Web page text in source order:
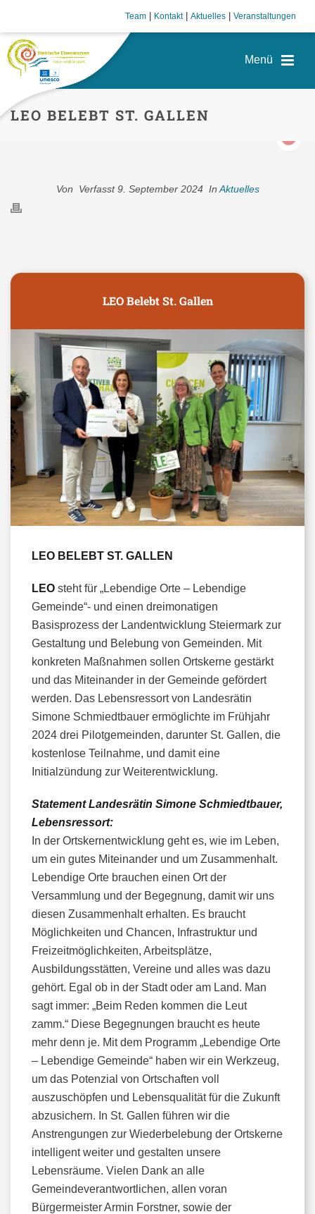
Team Kontakt| Aktuelles Veranstaltungen
LEO BELEBT ST. GALLEN
Von Verfasst9. September 2024 In Aktuelles
LEO Belebt St. Gallen
LEO BELEBT ST. GALLEN
LEO steht für „Lebendige Orte – Lebendige
Gemeinde“- und einen dreimonatigen
Basisprozess der Landentwicklung Steiermark zur
Gestaltung und Belebung von Gemeinden. Mit
konkreten Maßnahmen sollen Ortskerne gestärkt
und das Miteinander in der Gemeinde gefördert
werden. Das Lebensressort von Landesrätin
Simone Schmiedtbauer ermöglichte im Frühjahr
2024 drei Pilotgemeinden, darunter St. Gallen, die
kostenlose Teilnahme, und damit eine
Initialzündung zur Weiterentwicklung.
Statement Landesrätin Simone Schmiedtbauer,
Lebensressort:
In der Ortskernentwicklung geht es, wie im Leben,
um ein gutes Miteinander und um Zusammenhalt.
Lebendige Orte brauchen einen Ort der
Versammlung und der Begegnung, damit wir uns
diesen Zusammenhalt erhalten. Es braucht
Möglichkeiten und Chancen, Infrastruktur und
Freizeitmöglichkeiten, Arbeitsplätze,
Ausbildungsstätten, Vereine und alles was dazu
gehört. Egal ob in der Stadt oder am Land. Man
sagt immer: „Beim Reden kommen die Leut
zamm.“ Diese Begegnungen braucht es heute
mehr denn je. Mit dem Programm „Lebendige Orte
– Lebendige Gemeinde“ haben wir ein Werkzeug,
um das Potenzial von Ortschaften voll
auszuschöpfen und Lebensqualität für die Zukunft
abzusichern. In St. Gallen führen wir die
Anstrengungen zur Wiederbelebung der Ortskerne
intelligent weiter und gestalten unsere
Lebensräume. Vielen Dank an alle
Gemeindeverantwortlichen, allen voran
Bürgermeister Armin Forstner, sowie der